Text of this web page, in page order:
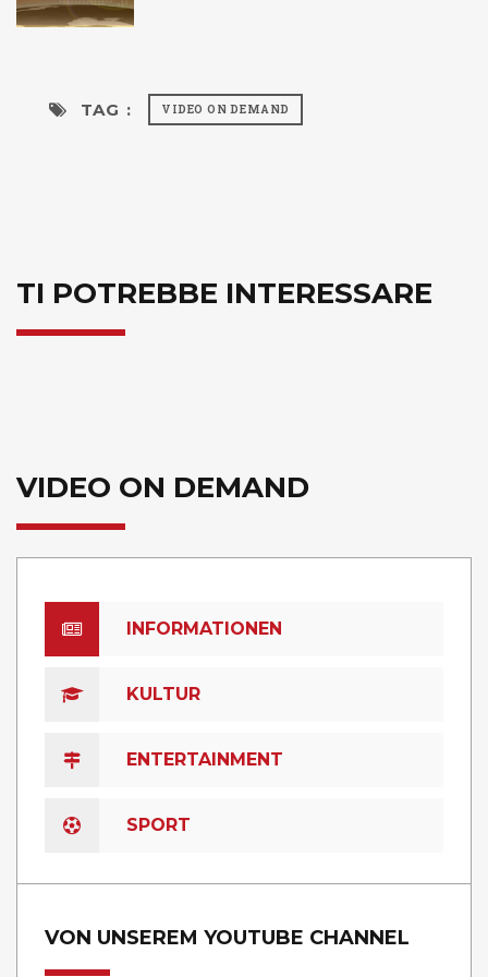
TAG : VIDEO ON DEMAND
TI POTREBBE INTERESSARE
VIDEO ON DEMAND
INFORMATIONEN
KULTUR
ENTERTAINMENT
SPORT
VON UNSEREM YOUTUBE CHANNEL